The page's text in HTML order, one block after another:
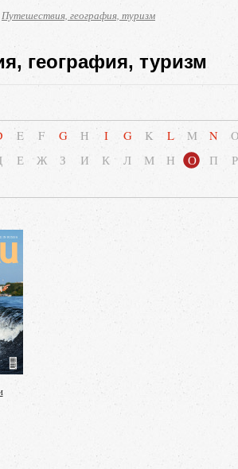
Путешествия, география, туризм
география, туризм
E F G H I G K L M N
Е Ж З И К Л М Н О П Р